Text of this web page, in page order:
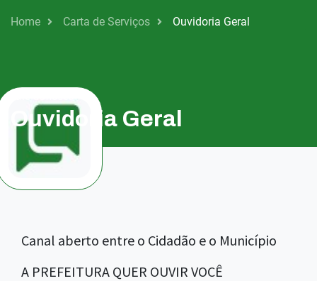
Home Carta de Serviços Ouvidoria Geral
Ouvidoria Geral
Canal aberto entre o Cidadão e o Município
A PREFEITURA QUER OUVIR VOCÊ